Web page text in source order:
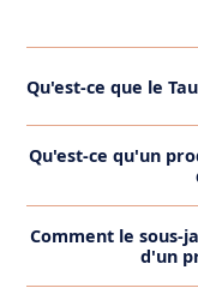
Qu'est-ce que le
est un taux de
sur une période
souvent utilisé
instruments
Qu'est-ce qu'un
un type
Comment le sous-
d'un